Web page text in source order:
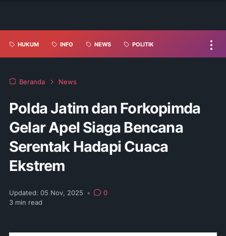
HUKUM INFO NEWS POLITIK
Beranda News
Polda Jatim dan Forkopimda
Gelar Apel Siaga Bencana
Serentak Hadapi Cuaca
Ekstrem
Updated: 05 Nov, 2025 •
0
3 min read